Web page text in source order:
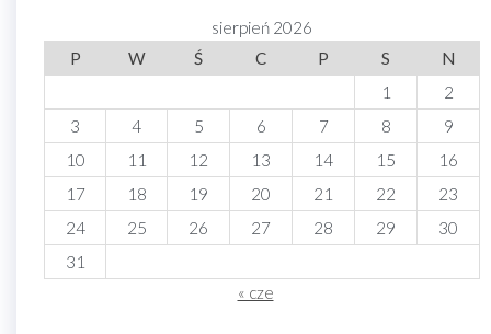
sierpień 2026
P
W Ś C P S
N
1
2
3
4 5 6 7 8
9
10
11 12 13 14 15
16
17
18 19 20 21 22
23
24
25 26 27 28 29
30
31
« cze